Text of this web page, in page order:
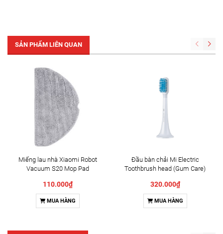
SẢN PHẨM LIÊN QUAN
Miếng lau nhà Xiaomi Robot
Vacuum S20 Mop Pad
110.000₫
MUA HÀNG
Đầu bàn chải Mi Electric
Toothbrush head (Gum Care)
320.000₫
MUA HÀNG